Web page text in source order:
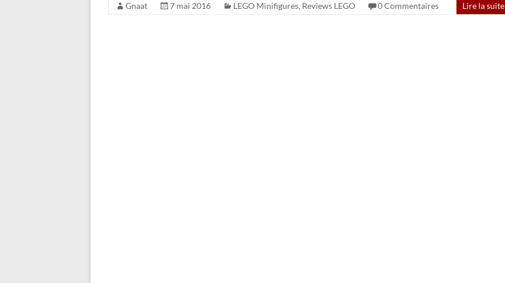
Gnaat 7 mai 2016 LEGO Minifigures, Reviews LEGO 0 Commentaires Lire la suite